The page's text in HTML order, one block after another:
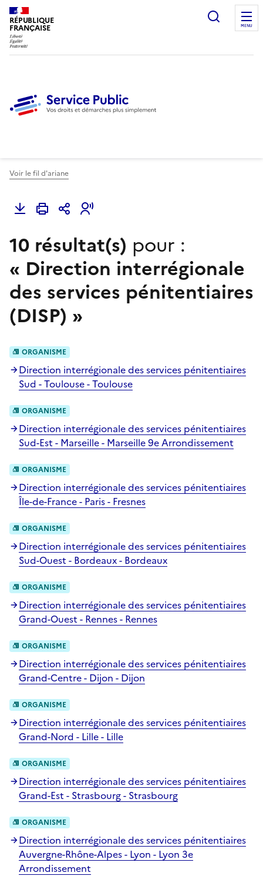
RÉPUBLIQUE
FRANÇAISE
Ouvrir
MENU
Voir le fil d'ariane
10 résultat(s) pour :
« Direction interrégionale
des services pénitentiaires
(DISP) »
ORGANISME
Direction interrégionale des services pénitentiaires
Sud - Toulouse - Toulouse
ORGANISME
Direction interrégionale des services pénitentiaires
Sud-Est - Marseille - Marseille 9e Arrondissement
ORGANISME
Direction interrégionale des services pénitentiaires
Île-de-France - Paris - Fresnes
ORGANISME
Direction interrégionale des services pénitentiaires
Sud-Ouest - Bordeaux - Bordeaux
ORGANISME
Direction interrégionale des services pénitentiaires
Grand-Ouest - Rennes - Rennes
ORGANISME
Direction interrégionale des services pénitentiaires
Grand-Centre - Dijon - Dijon
ORGANISME
Direction interrégionale des services pénitentiaires
Grand-Nord - Lille - Lille
ORGANISME
Direction interrégionale des services pénitentiaires
Grand-Est - Strasbourg - Strasbourg
ORGANISME
Direction interrégionale des services pénitentiaires
Auvergne-Rhône-Alpes - Lyon - Lyon 3e
Arrondissement